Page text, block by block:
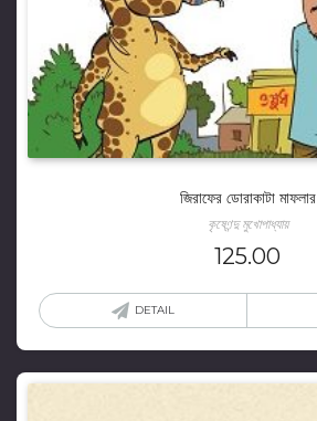
জিরাফের ডোরাকাটা মাফলার
কৃষ্ণেন্দু মুখোপাধ্যায়
125.00
DETAIL